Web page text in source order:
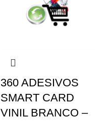
360 ADESIVOS
SMART CARD
VINIL BRANCO –